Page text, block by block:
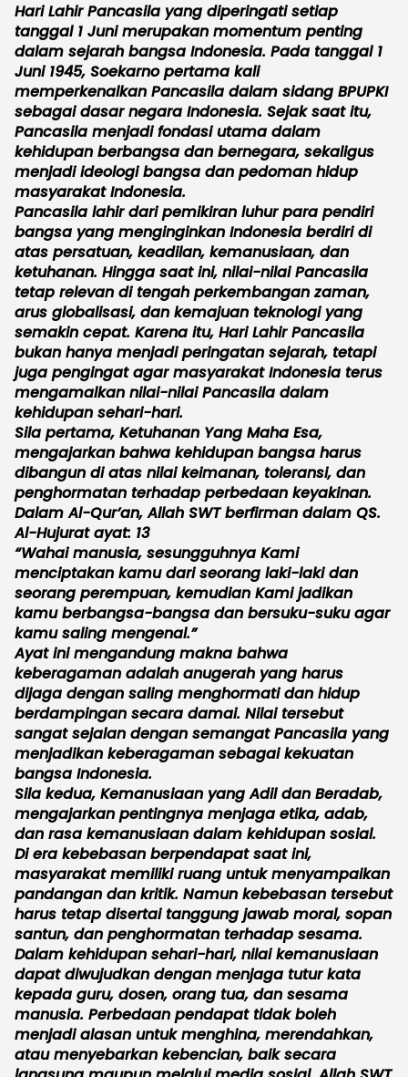
Hari Lahir Pancasila yang diperingati setiap
tanggal 1 Juni merupakan momentum penting
dalam sejarah bangsa Indonesia. Pada tanggal 1
Juni 1945, Soekarno pertama kali
memperkenalkan Pancasila dalam sidang BPUPKI
sebagai dasar negara Indonesia. Sejak saat itu,
Pancasila menjadi fondasi utama dalam
kehidupan berbangsa dan bernegara, sekaligus
menjadi ideologi bangsa dan pedoman hidup
masyarakat Indonesia.
Pancasila lahir dari pemikiran luhur para pendiri
bangsa yang menginginkan Indonesia berdiri di
atas persatuan, keadilan, kemanusiaan, dan
ketuhanan. Hingga saat ini, nilai-nilai Pancasila
tetap relevan di tengah perkembangan zaman,
arus globalisasi, dan kemajuan teknologi yang
semakin cepat. Karena itu, Hari Lahir Pancasila
bukan hanya menjadi peringatan sejarah, tetapi
juga pengingat agar masyarakat Indonesia terus
mengamalkan nilai-nilai Pancasila dalam
kehidupan sehari-hari.
Sila pertama, Ketuhanan Yang Maha Esa,
mengajarkan bahwa kehidupan bangsa harus
dibangun di atas nilai keimanan, toleransi, dan
penghormatan terhadap perbedaan keyakinan.
Dalam Al-Qur’an, Allah SWT berfirman dalam QS.
Al-Hujurat ayat: 13
“Wahai manusia, sesungguhnya Kami
menciptakan kamu dari seorang laki-laki dan
seorang perempuan, kemudian Kami jadikan
kamu berbangsa-bangsa dan bersuku-suku agar
kamu saling mengenal.”
Ayat ini mengandung makna bahwa
keberagaman adalah anugerah yang harus
dijaga dengan saling menghormati dan hidup
berdampingan secara damai. Nilai tersebut
sangat sejalan dengan semangat Pancasila yang
menjadikan keberagaman sebagai kekuatan
bangsa Indonesia.
Sila kedua, Kemanusiaan yang Adil dan Beradab,
mengajarkan pentingnya menjaga etika, adab,
dan rasa kemanusiaan dalam kehidupan sosial.
Di era kebebasan berpendapat saat ini,
masyarakat memiliki ruang untuk menyampaikan
pandangan dan kritik. Namun kebebasan tersebut
harus tetap disertai tanggung jawab moral, sopan
santun, dan penghormatan terhadap sesama.
Dalam kehidupan sehari-hari, nilai kemanusiaan
dapat diwujudkan dengan menjaga tutur kata
kepada guru, dosen, orang tua, dan sesama
manusia. Perbedaan pendapat tidak boleh
menjadi alasan untuk menghina, merendahkan,
atau menyebarkan kebencian, baik secara